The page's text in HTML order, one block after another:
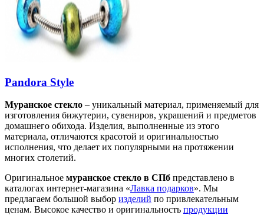
Pandora Style
Муранское стекло – уникальный материал, применяемый для
изготовления бижутерии, сувениров, украшений и предметов
домашнего обихода. Изделия, выполненные из этого
материала, отличаются красотой и оригинальностью
исполнения, что делает их популярными на протяжении
многих столетий.
Оригинальное муранское стекло в СПб представлено в
каталогах интернет-магазина «Лавка подарков». Мы
предлагаем большой выбор изделий по привлекательным
ценам. Высокое качество и оригинальность продукции